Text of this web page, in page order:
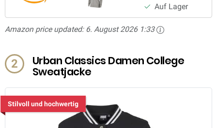
Auf Lager
Amazon price updated: 6. August 2026 1:33
2 Urban Classics Damen College
Sweatjacke
Stilvoll und hochwertig